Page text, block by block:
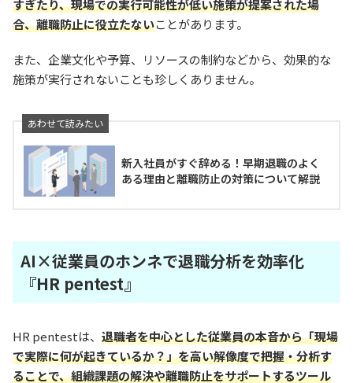
すぎたり、現場での実行可能性が低い施策が提案された場
合、離職防止に役立たないことがあります。
また、企業文化や予算、リソースの制約などから、効果的な
施策が実行されないことも珍しくありません。
新入社員がすぐ辞める！早期退職のよく
ある理由と離職防止の対策について解説
AI×従業員のホンネで退職分析を効率化
『HR pentest』
HR pentestは、 退職者を中心とした従業員の本音から「現場
で実際に何が起きているか？」を高い解像度で把握・分析す
ることで、組織課題の解決や離職防止をサポートするツール